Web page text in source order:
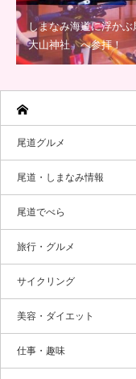
しまなみ海道に浮か
大山神社」へ参拝！
尾道グルメ
尾道・しまなみ情報
尾道でべら
旅行・グルメ
サイクリング
美容・ダイエット
仕事・趣味